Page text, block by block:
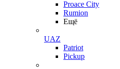
Proace City
Rumion
Ещё
UAZ
Patriot
Pickup